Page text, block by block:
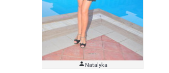
 Natalyka